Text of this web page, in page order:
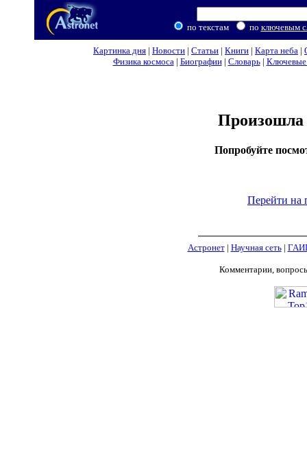
по текстам по ключевым
Картинка дня | Новости | Статьи | Книги | Карта неба |
Физика космоса| Биографии| Словарь| Ключевые
Произошла
Попробуйте
Перейти на
Астронет| Научная сеть|
Комментарии,